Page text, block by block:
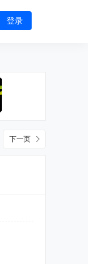
登录
下一页